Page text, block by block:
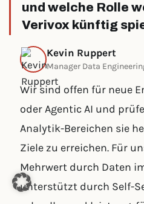
und welche Rolle
Verivox künftig
Kevin Ruppert
Manager Data
Wir sind offen für neue
oder Agentic AI und
Analytik-Bereichen sie
Ziele zu erreichen. Für
Mehrwert durch Daten
unterstützt durch Self-